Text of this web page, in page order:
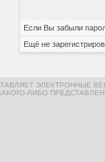
Если Вы забыли
Ещё не
ЭЛЕКТРОННЫЕ
ЛИБО